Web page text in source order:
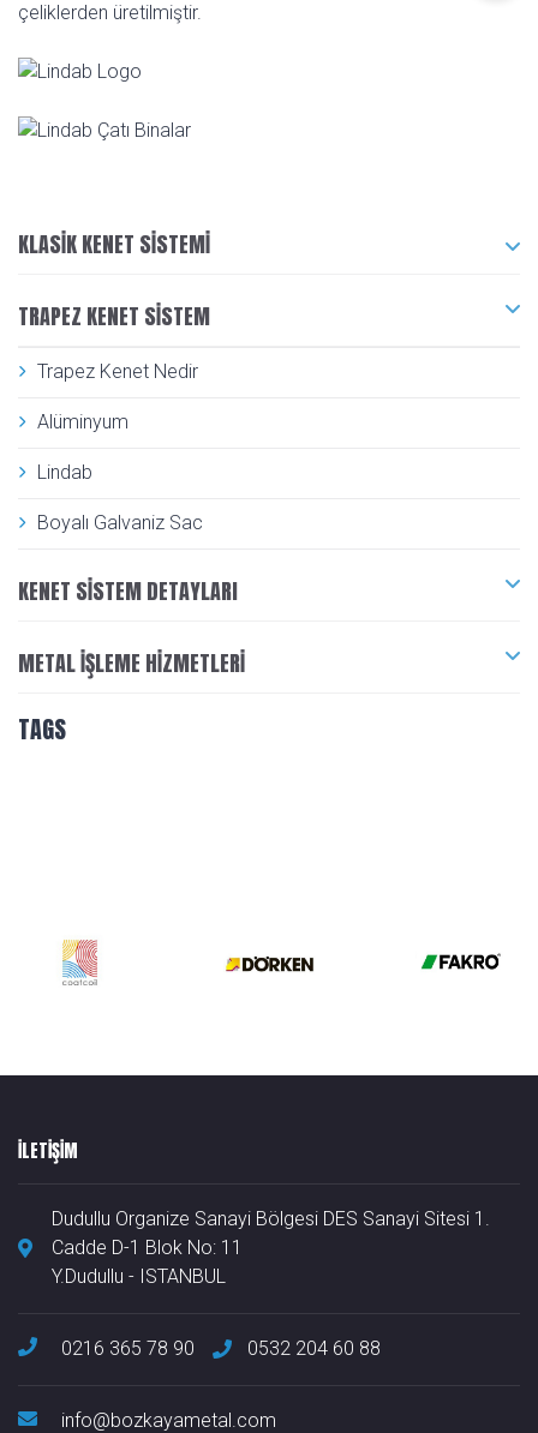
çeliklerden üretilmiştir.
KLASIK KENET SISTEMI
TRAPEZ KENET SISTEM
Trapez Kenet Nedir
Alüminyum
Lindab
Boyalı Galvaniz Sac
KENET SISTEM DETAYLARI
METAL İŞLEME HIZMETLERI
TAGS
ILETIŞIM
Dudullu Organize Sanayi Bölgesi DES Sanayi Sitesi 1.
Cadde D-1 Blok No: 11
Y.Dudullu - ISTANBUL
0216 365 78 90 0532 204 60 88
info@bozkayametal.com